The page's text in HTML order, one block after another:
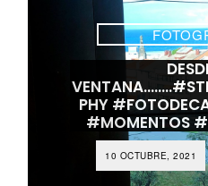
PHY
#MOMENTOS
10 OCTUBRE, 2021